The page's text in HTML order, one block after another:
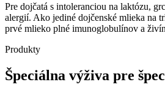
Pre dojčatá s intoleranciou na laktózu,
alergií. Ako jediné dojčenské mlieka na
prvé mlieko plné imunoglobulínov a
Produkty
Špeciálna výživa pre